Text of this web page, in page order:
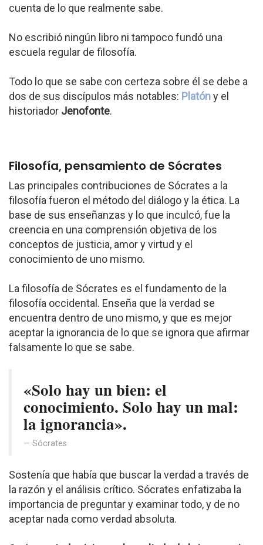
cuenta de lo que realmente sabe.
No escribió ningún libro ni tampoco fundó una
escuela regular de filosofía.
Todo lo que se sabe con certeza sobre él se debe a
dos de sus discípulos más notables: Platóny el
historiador Jenofonte.
Filosofía, pensamiento de Sócrates
Las principales contribuciones de Sócrates a la
filosofía fueron el método del diálogo y la ética. La
base de sus enseñanzas y lo que inculcó, fue la
creencia en una comprensión objetiva de los
conceptos de justicia, amor y virtud y el
conocimiento de uno mismo.
La filosofía de Sócrates es el fundamento de la
filosofía occidental. Enseña que la verdad se
encuentra dentro de uno mismo, y que es mejor
aceptar la ignorancia de lo que se ignora que afirmar
falsamente lo que se sabe.
«Solo hay un bien: el
conocimiento. Solo hay un mal:
la ignorancia».
Sócrates
Sostenía que había que buscar la verdad a través de
la razón y el análisis crítico. Sócrates enfatizaba la
importancia de preguntar y examinar todo, y de no
aceptar nada como verdad absoluta.